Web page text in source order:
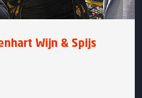
Wijn & Spijs